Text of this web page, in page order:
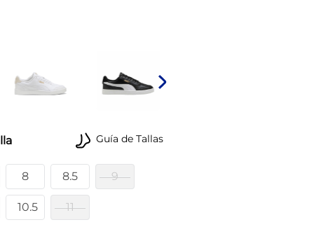
Guía de Tallas
10.5 11
8 8.5 9